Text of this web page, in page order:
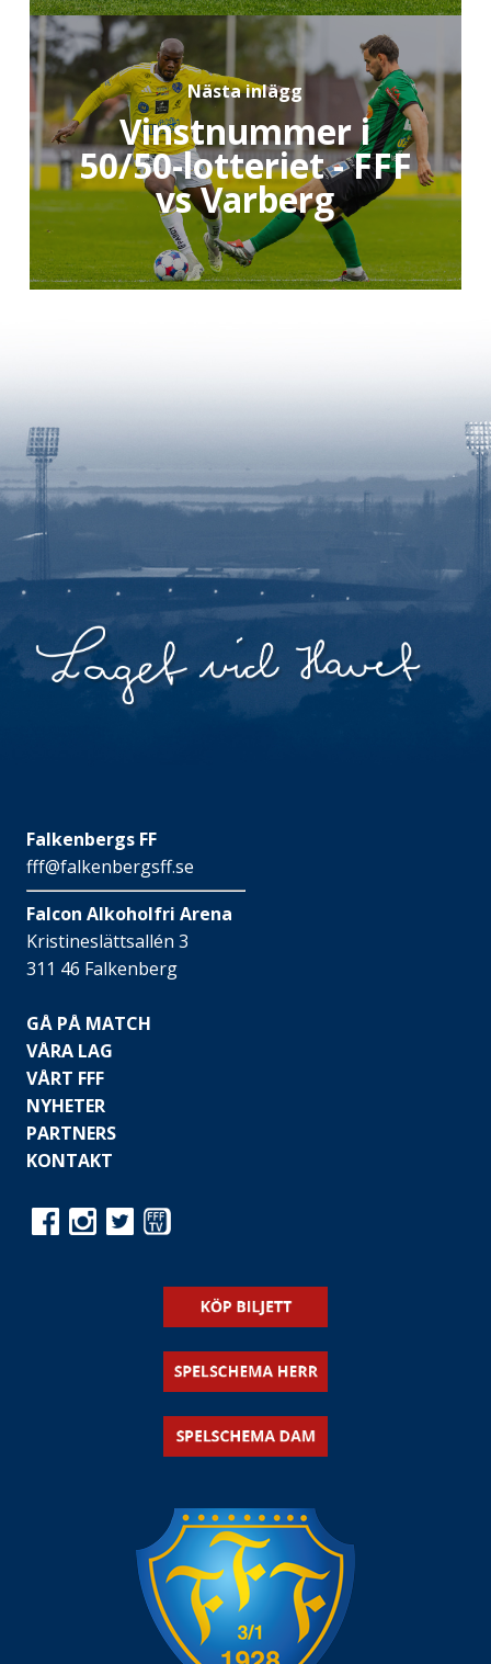
Nästa inlägg
Vinstnummer i
50/50-lotteriet - FFF
vs Varberg
Falkenbergs FF
fff@falkenbergsff.se
Falcon Alkoholfri Arena
Kristineslättsallén 3
311 46 Falkenberg
GÅ PÅ MATCH
VÅRA LAG
VÅRT FFF
NYHETER
PARTNERS
KONTAKT